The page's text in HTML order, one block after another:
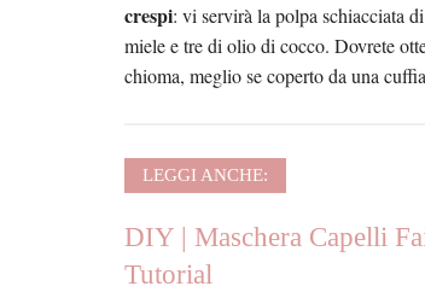
crespi: vi servirà la polpa schiacciata
miele e tre di olio di cocco. Dovrete
chioma, meglio se coperto da una
LEGGI ANCHE:
DIY | Maschera Capelli
Tutorial